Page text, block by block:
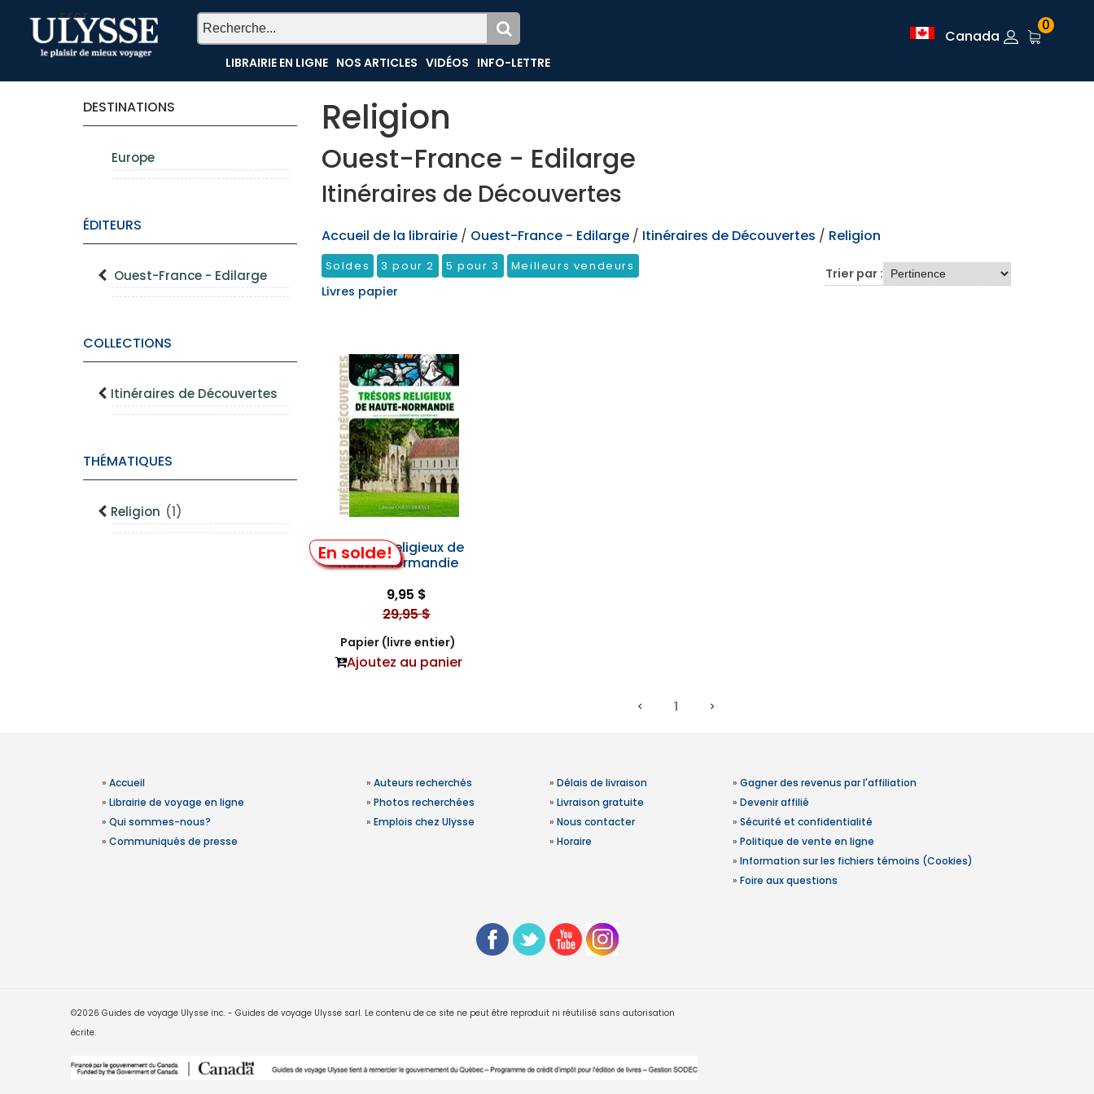
TEST
LIBRAIRIE EN LIGNE NOS ARTICLES VIDÉOS INFO-LETTRE
Canada
0
DESTINATIONS
Europe
ÉDITEURS
Ouest-France - Edilarge
COLLECTIONS
Itinéraires de Découvertes
THÉMATIQUES
Religion (1)
Religion
Ouest-France - Edilarge
Itinéraires de Découvertes
Accueil de la librairie / Ouest-France - Edilarge / Itinéraires de Découvertes / Religion
Soldes 3 pour 2 5 pour 3 Meilleurs vendeurs
Livres papier
Trier par :
En solde!
Trésors Religieux de
Haute-Normandie
9,95 $
29,95 $
Papier (livre entier)
Ajoutez au panier
1
» Accueil
» Librairie de voyage en ligne
» Qui sommes-nous?
» Communiqués de presse
» Auteurs recherchés
» Photos recherchées
» Emplois chez Ulysse
» Délais de livraison
» Livraison gratuite
» Nous contacter
» Horaire
» Gagner des revenus par l'affiliation
» Devenir affilié
» Sécurité et confidentialité
» Politique de vente en ligne
» Information sur les fichiers témoins (Cookies)
» Foire aux questions
©2026 Guides de voyage Ulysse inc. - Guides de voyage Ulysse sarl. Le contenu de ce site ne peut être reproduit ni réutilisé sans autorisation
écrite.